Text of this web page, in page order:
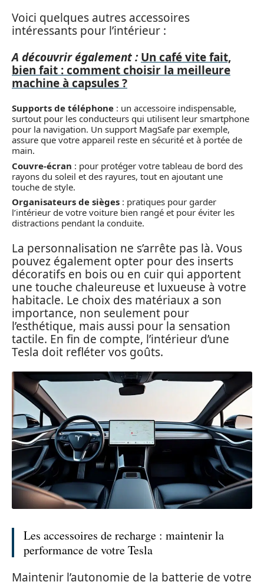
Voici quelques autres accessoires
intéressants pour l’intérieur :
A découvrir également : Un café vite fait,
bien fait : comment choisir la meilleure
machine à capsules ?
Supports de téléphone : un accessoire indispensable,
surtout pour les conducteurs qui utilisent leur smartphone
pour la navigation. Un support MagSafe par exemple,
assure que votre appareil reste en sécurité et à portée de
main.
Couvre-écran : pour protéger votre tableau de bord des
rayons du soleil et des rayures, tout en ajoutant une
touche de style.
Organisateurs de sièges : pratiques pour garder
l’intérieur de votre voiture bien rangé et pour éviter les
distractions pendant la conduite.
La personnalisation ne s’arrête pas là. Vous
pouvez également opter pour des inserts
décoratifs en bois ou en cuir qui apportent
une touche chaleureuse et luxueuse à votre
habitacle. Le choix des matériaux a son
importance, non seulement pour
l’esthétique, mais aussi pour la sensation
tactile. En fin de compte, l’intérieur d’une
Tesla doit refléter vos goûts.
Les accessoires de recharge : maintenir la
performance de votre Tesla
Maintenir l’autonomie de la batterie de votre